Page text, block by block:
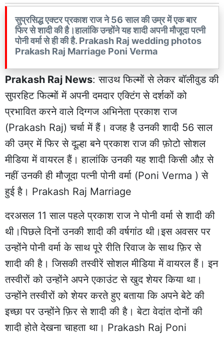
सुप्रसिद्ध एक्टर प्रकाश राज ने 56 साल की उम्र में एक बार
फिर से शादी की है।हालांकि उन्होंने यह शादी अपनी मौजूदा पत्नी
पोनी वर्मा से ही की है. Prakash Raj wedding photos
Prakash Raj Marriage Poni Verma
Prakash Raj News: साउथ फिल्मों से लेकर बॉलीवुड की
सुपरहिट फिल्मों में अपनी दमदार एक्टिंग से दर्शकों को
प्रभावित करने वाले दिग्गज अभिनेता प्रकाश राज
(Prakash Raj) चर्चा में हैं। वजह है उनकी शादी 56 साल
की उम्र में फिर से दूल्हा बने प्रकाश राज की फ़ोटो सोशल
मीडिया में वायरल हैं। हालांकि उनकी यह शादी किसी औऱ से
नहीं उनकी ही मौजूदा पत्नी पोनी वर्मा (Poni Verma ) से
हुई है। Prakash Raj Marriage
दरअसल 11 साल पहले प्रकाश राज ने पोनी वर्मा से शादी की
थी।पिछले दिनों उनकी शादी की वर्षगांठ थी।इस अवसर पर
उन्होंने पोनी वर्मा के साथ पूरे रीति रिवाज के साथ फ़िर से
शादी की है। जिसकी तस्वीरें सोशल मीडिया में वायरल हैं। इन
तस्वीरों को उन्होंने अपने एकाउंट से खुद शेयर किया था।
उन्होंने तस्वीरों को शेयर करते हुए बताया कि अपने बेटे की
इच्छा पर उन्होंने फ़िर से शादी की है। बेटा वेदांत दोनों की
शादी होते देखना चाहता था। Prakash Raj Poni